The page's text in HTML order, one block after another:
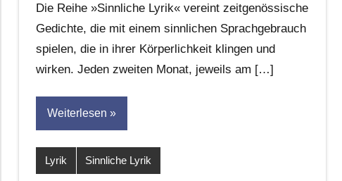
Hornauer
für
dasgedichtblog
Die Reihe »Sinnliche Lyrik« vereint zeitgenössische
Gedichte, die mit einem sinnlichen Sprachgebrauch
spielen, die in ihrer Körperlichkeit klingen und
wirken. Jeden zweiten Monat, jeweils am […]
Weiterlesen
Lyrik Sinnliche Lyrik